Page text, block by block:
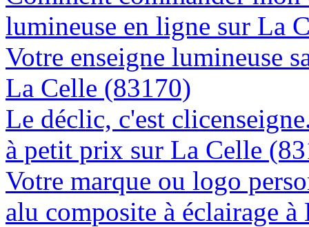
lumineuse en ligne sur La
Votre enseigne lumineuse
La Celle (83170)
Le déclic, c'est
à petit prix sur La Celle
Votre marque ou logo
alu composite à éclairage